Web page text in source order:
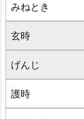
みねとき
玄時
げんじ
護時